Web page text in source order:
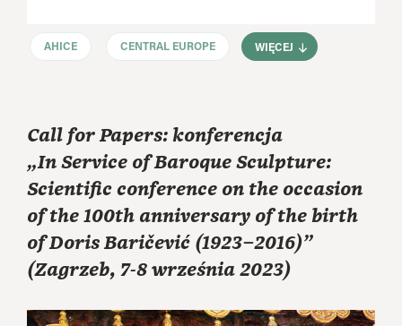
AHICE CENTRAL EUROPE WIĘCEJ
Call for Papers: konferencja
„In Service of Baroque Sculpture:
Scientific conference on the occasion
of the 100th anniversary of the birth
of Doris Baričević (1923–2016)”
(Zagrzeb, 7-8 września 2023)